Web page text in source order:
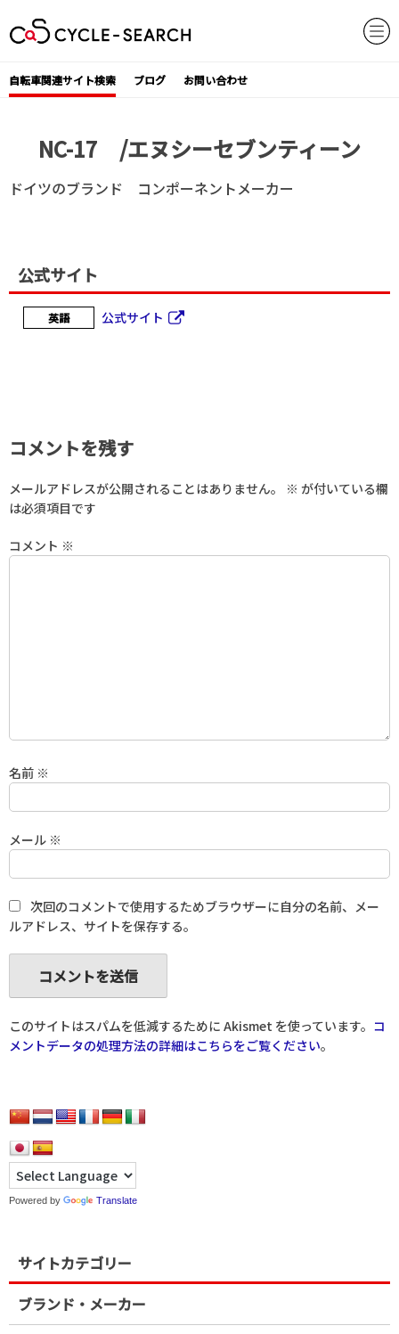
to
content
自転車関連サイト検索 ブログ お問い合わせ
NC-17 /エヌシーセブンティーン
ドイツのブランド コンポーネントメーカー
公式サイト
英語 公式サイト
コメントを残す
メールアドレスが公開されることはありません。 ※ が付いている欄
は必須項目です
コメント ※
名前 ※
メール ※
次回のコメントで使用するためブラウザーに自分の名前、メー
ルアドレス、サイトを保存する。
このサイトはスパムを低減するために Akismet を使っています。 コ
メントデータの処理方法の詳細はこちらをご覧ください。
Powered by Translate
サイトカテゴリー
ブランド・メーカー